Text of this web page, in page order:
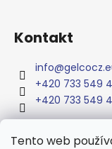
Tento web
Kontakt
info@
+420 733 549
+420 733 549